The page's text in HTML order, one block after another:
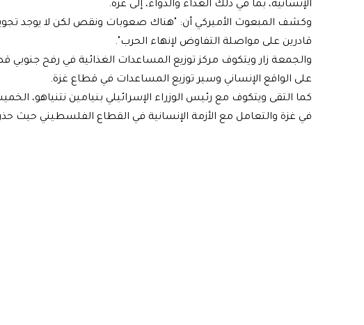
الإنسانية، بما في ذلك الغذاء والدواء، إلى غزة.
وكشف المبعوث الأميركي أن: "هناك صعوبات ونقص لكن لا يوجد
قادرين على مواصلة التفاوض لإنهاء الحرب".
والجمعة زار ويتكوف مركز توزيع المساعدات الغذائية في رفح
على الواقع الإنساني وسير توزيع المساعدات في قطاع غزة.
كما التقى ويتكوف مع رئيس الوزراء الإسرائيلي بنيامين نتنياهو،
في غزة والتعامل مع الأزمة الإنسانية في القطاع الفلسطيني حيث